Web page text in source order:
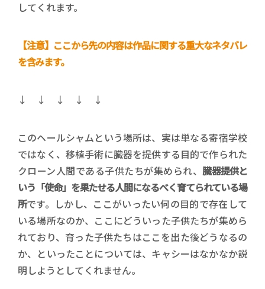
してくれます。
【注意】ここから先の内容は作品に関する重大なネタバレ
を含みます。
↓ ↓ ↓ ↓ ↓
このヘールシャムという場所は、実は単なる寄宿学校
ではなく、移植手術に臓器を提供する目的で作られた
クローン人間である子供たちが集められ、臓器提供と
いう「使命」を果たせる人間になるべく育てられている場
所です。しかし、ここがいったい何の目的で存在して
いる場所なのか、ここにどういった子供たちが集めら
れており、育った子供たちはここを出た後どうなるの
か、といったことについては、キャシーはなかなか説
明しようとしてくれません。